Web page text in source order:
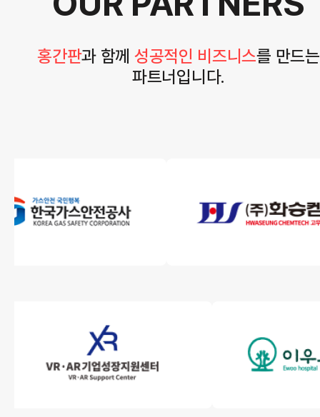
홍간판과 함께 성공적인 비즈니스를 만드는
파트너입니다.